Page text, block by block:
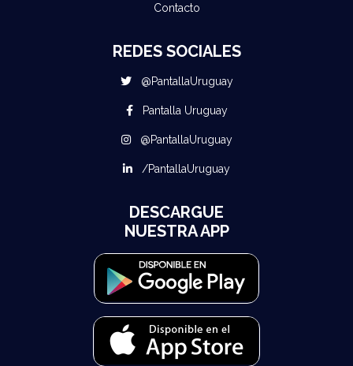
Contacto
REDES SOCIALES
@PantallaUruguay
Pantalla Uruguay
@PantallaUruguay
/PantallaUruguay
DESCARGUE
NUESTRA APP